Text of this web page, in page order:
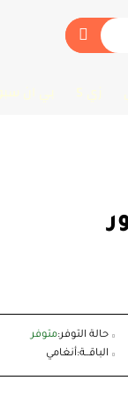
زي 5 بي ان
حالة التوفر:متوفر
الباقــة:أنغامي